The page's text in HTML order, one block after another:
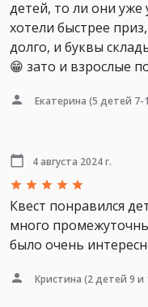
детей, то ли они уже
хотели быстрее
долго, и буквы
😁 зато и взрослые
Екатерина (5 детей 7-
4 августа 2024 г.
Квест понравился
много
было очень
Кристина (2 детей 9 и